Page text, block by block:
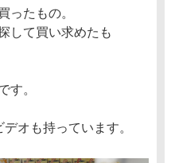
ったもの。
して買い求めたも
す。
オも持っています。